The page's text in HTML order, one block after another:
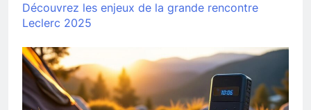
Découvrez les enjeux de la grande rencontre
Leclerc 2025